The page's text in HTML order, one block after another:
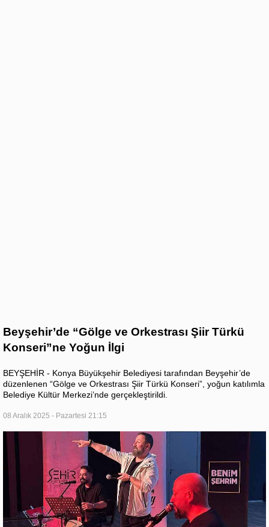
Beyşehir’de “Gölge ve Orkestrası Şiir Türkü
Konseri”ne Yoğun İlgi
BEYŞEHİR - Konya Büyükşehir Belediyesi tarafından Beyşehir’de
düzenlenen “Gölge ve Orkestrası Şiir Türkü Konseri”, yoğun katılımla
Belediye Kültür Merkezi’nde gerçekleştirildi.
08 Aralık 2025 - Pazartesi 21:15